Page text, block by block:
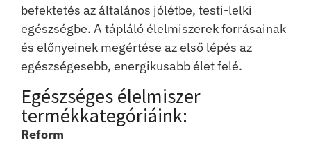
befektetés az általános jólétbe, testi-lelki
egészségbe. A tápláló élelmiszerek forrásainak
és előnyeinek megértése az első lépés az
egészségesebb, energikusabb élet felé.
Egészséges élelmiszer
termékkategóriáink:
Reform